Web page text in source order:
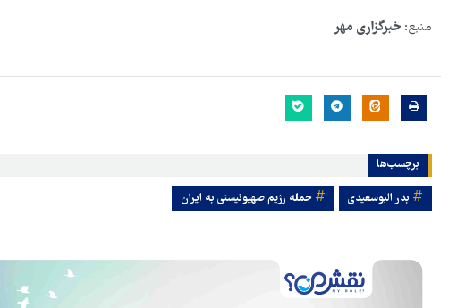
منبع: خبرگزاری مهر
برچسب‌ها
بدر البوسعیدی حمله رژیم صهیونیستی به ایران
استفاده کنیم